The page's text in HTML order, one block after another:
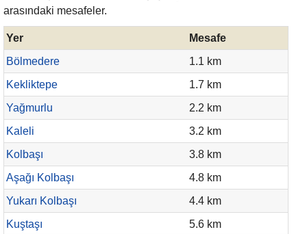
arasındaki mesafeler.
Yer
Mesafe
Bölmedere
1.1 km
Kekliktepe
1.7 km
Yağmurlu
2.2 km
Kaleli
3.2 km
Kolbaşı
3.8 km
Aşağı Kolbaşı
4.8 km
Yukarı Kolbaşı
4.4 km
Kuştaşı
5.6 km